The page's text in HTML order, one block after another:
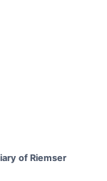
of Riemser